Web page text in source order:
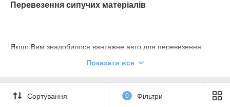
Перевезення сипучих матеріалів
Якщо Вам знадобилося вантажне авто для перевезення
Компанія
Показати все
Сортування 0 Фільтри